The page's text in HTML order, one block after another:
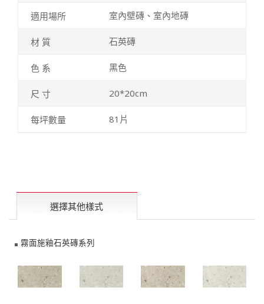
室內壁磚、室內地磚
石英磚
黑色
20*20cm
81片
選擇其他樣式
霧面施釉石英磚系列